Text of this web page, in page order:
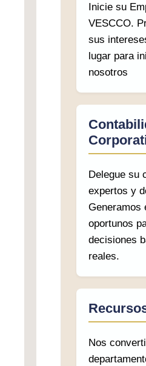
Inicie su
VESCCO.
sus
lugar para
nosotros
Delegue su
expertos y
Generamos
oportunos
decisiones
reales.
Nos